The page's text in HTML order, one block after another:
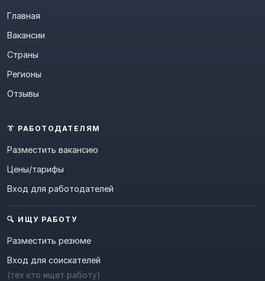
Главная
Вакансии
Страны
Регионы
Отзывы
👔 РАБОТОДАТЕЛЯМ
Разместить вакансию
Цены/тарифы
Вход для работодателей
🔍 ИЩУ РАБОТУ
Разместить резюме
Вход для соискателей
(тех кто ищет работу)